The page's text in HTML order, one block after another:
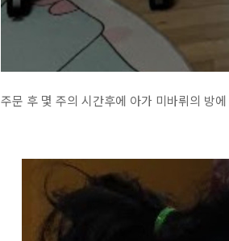
주문 후 몇 주의 시간후에 아가 미바뤼의 방